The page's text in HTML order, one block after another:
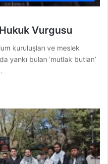
Vurgusu
kuruluşları ve meslek
yankı bulan ‘mutlak butlan’